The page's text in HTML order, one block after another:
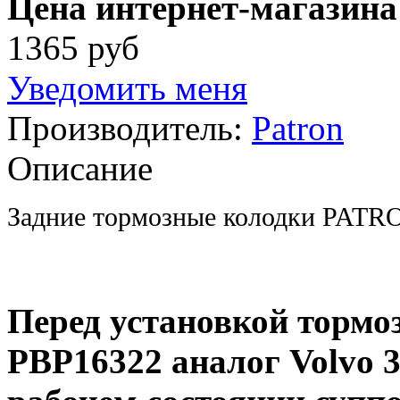
1365 руб
Уведомить меня
Производитель: Patron
Описание
Задние тормозные колодки
Перед установкой
PBP16322 аналог Volvo